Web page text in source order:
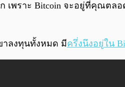
เพราะ Bitcoin จะอยู่ที่คุณตล
ขาลงทุนทั้งหมด มีครึ่งนึงอยู่ใน